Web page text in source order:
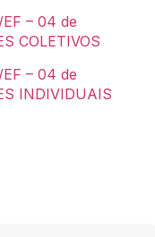
– 04 de
COLETIVOS
– 04 de
INDIVIDUAIS